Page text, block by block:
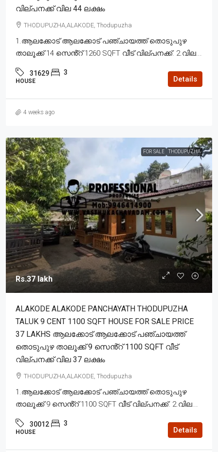
വില്പനക്ക് വില 44 ലക്ഷം
THODUPUZHA,ALAKODE, Thodupuzha
1.ആലക്കോട് ആലക്കോട് പഞ്ചായത്ത് തൊടുപുഴ
താലൂക്ക് 14 സെൻ്റ് 1260 SQFT വീട് വില്പനക്ക്. 2.വില...
31629 3
HOUSE Details
4 weeks ago
FOR SALE THODUPUZHA
Rs.37 lakh
ALAKODE ALAKODE PANCHAYATH THODUPUZHA
TALUK 9 CENT 1100 SQFT HOUSE FOR SALE PRICE
37 LAKHS ആലക്കോട് ആലക്കോട് പഞ്ചായത്ത്
തൊടുപുഴ താലൂക്ക് 9 സെൻ്റ് 1100 SQFT വീട്
വില്പനക്ക് വില 37 ലക്ഷം
THODUPUZHA,ALAKODE, Thodupuzha
1.ആലക്കോട് ആലക്കോട് പഞ്ചായത്ത് തൊടുപുഴ
താലൂക്ക് 9 സെൻ്റ് 1100 SQFT വീട് വില്പനക്ക്. 2.വില...
30012 3
HOUSE Details